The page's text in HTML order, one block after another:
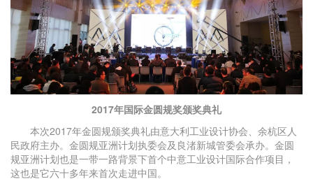
2017年国际金圆规奖颁奖典礼
本次2017年金圆规颁奖典礼由意大利工业设计协会、余杭区人
民政府主办。金圆规亚洲计划执委会及良渚新城管委会承办。金圆
规亚洲计划也是一带一路背景下首个中意工业设计国际合作项目，
这也是它六十多年来首次走进中国。